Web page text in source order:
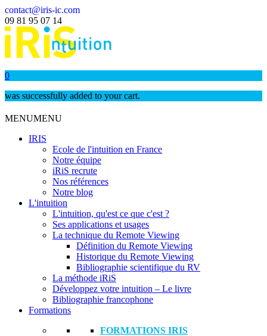
contact@iris-ic.com
09 81 95 07 14
0
was successfully added to your cart.
MENUMENU
IRIS
Ecole de l'intuition en France
Notre équipe
iRiS recrute
Nos références
Notre blog
L'intuition
L'intuition, qu'est ce que c'est ?
Ses applications et usages
La technique du Remote Viewing
Définition du Remote Viewing
Historique du Remote Viewing
Bibliographie scientifique du RV
La méthode iRiS
Développez votre intuition – Le livre
Bibliographie francophone
Formations
FORMATIONS IRIS